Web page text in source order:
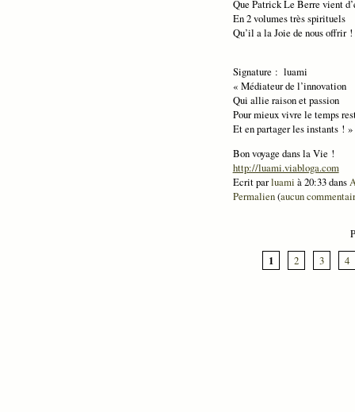
Que Patrick Le Berre vient
En 2 volumes très spirituels
Qu’il a la Joie de nous offrir !
Signature : luami
« Médiateur de l’innovation
Qui allie raison et passion
Pour mieux vivre le temps
Et en partager les instants ! »
Bon voyage dansla Vie !
http://luami.viabloga.com
Ecrit parluami à 20:33 dans
Permalien(aucun
1
2 3 4